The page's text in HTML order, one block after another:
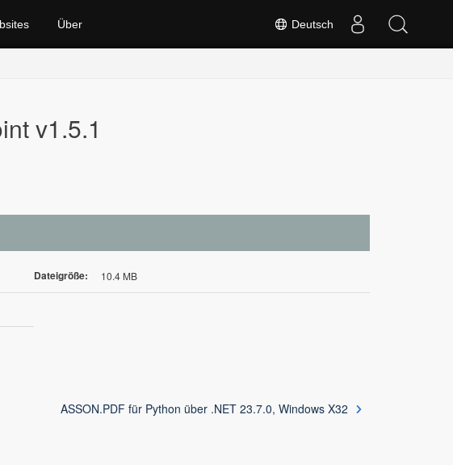
Deutsch
Über
v1.5.1
Dateigröße: 10.4 MB
ASSON.PDF für Python über .NET 23.7.0, Windows X32